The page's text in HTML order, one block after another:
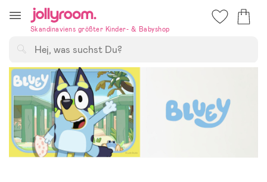
till
innehålletSkandinaviens größter Kinder- & Babyshop